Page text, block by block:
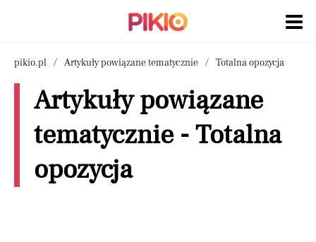
pikio.pl Artykuły powiązane tematycznie Totalna opozycja
Artykuły powiązane
tematycznie - Totalna
opozycja